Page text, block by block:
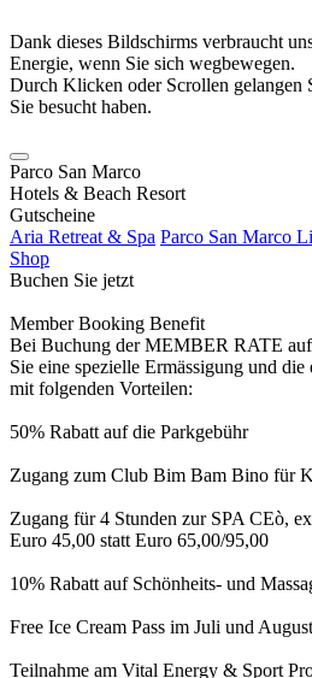
Dank dieses Bildschirms verbraucht
Energie, wenn Sie sich wegbewegen.
Durch Klicken oder Scrollen gelangen
Sie besucht haben.
Parco San Marco
Hotels & Beach Resort
Gutscheine
Aria Retreat & Spa Parco San Marco
Shop
Buchen Sie jetzt
Member Booking Benefit
Bei Buchung der MEMBER RATE auf
Sie eine spezielle Ermässigung und
mit folgenden Vorteilen:
50% Rabatt auf die Parkgebühr
Zugang zum Club Bim Bam Bino für
Zugang für 4 Stunden zur SPA CEò,
Euro 45,00 statt Euro 65,00/95,00
10% Rabatt auf Schönheits- und
Free Ice Cream Pass im Juli und
Teilnahme am Vital Energy & Sport